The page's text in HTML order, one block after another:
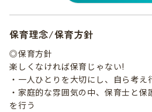
保育理念/保育方針
◎保育方針
楽しくなければ保育じゃない!
・一人ひとりを大切にし、自ら考え
・家庭的な雰囲気の中、保育士と
を行う